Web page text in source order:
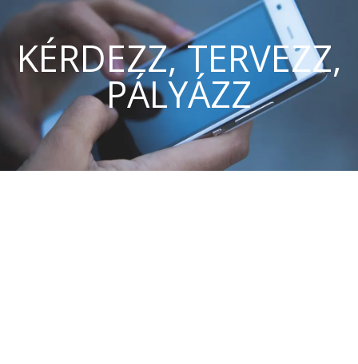
KÉRDEZZ, TERVEZZ,
PÁLYÁZZ